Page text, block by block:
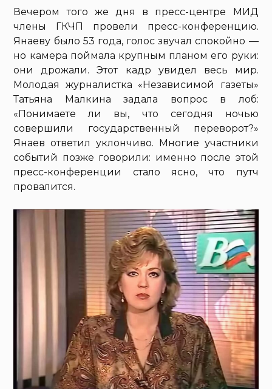
Вечером того же дня в пресс-центре МИД
члены ГКЧП провели пресс-конференцию.
Янаеву было 53 года, голос звучал спокойно —
но камера поймала крупным планом его руки:
они дрожали. Этот кадр увидел весь мир.
Молодая журналистка «Независимой газеты»
Татьяна Малкина задала вопрос в лоб:
«Понимаете ли вы, что сегодня ночью
совершили государственный переворот?»
Янаев ответил уклончиво. Многие участники
событий позже говорили: именно после этой
пресс-конференции стало ясно, что путч
провалится.